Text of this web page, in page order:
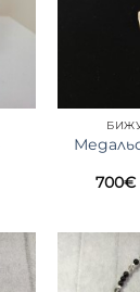
700€